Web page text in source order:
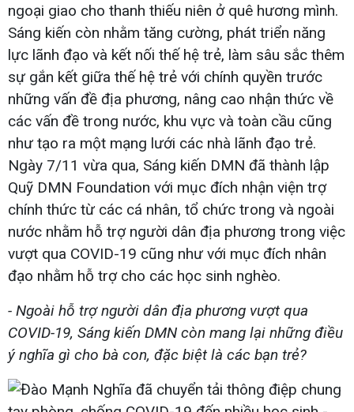
ngoại giao cho thanh thiếu niên ở quê hương mình.
Sáng kiến còn nhằm tăng cường, phát triển năng
lực lãnh đạo và kết nối thế hệ trẻ, làm sâu sắc thêm
sự gắn kết giữa thế hệ trẻ với chính quyền trước
những vấn đề địa phương, nâng cao nhận thức về
các vấn đề trong nước, khu vực và toàn cầu cũng
như tạo ra một mạng lưới các nhà lãnh đạo trẻ.
Ngày 7/11 vừa qua, Sáng kiến DMN đã thành lập
Quỹ DMN Foundation với mục đích nhận viện trợ
chính thức từ các cá nhân, tổ chức trong và ngoài
nước nhằm hỗ trợ người dân địa phương trong việc
vượt qua COVID-19 cũng như với mục đích nhân
đạo nhằm hỗ trợ cho các học sinh nghèo.
- Ngoài hỗ trợ người dân địa phương vượt qua
COVID-19, Sáng kiến DMN còn mang lại những điều
ý nghĩa gì cho bà con, đặc biệt là các bạn trẻ?